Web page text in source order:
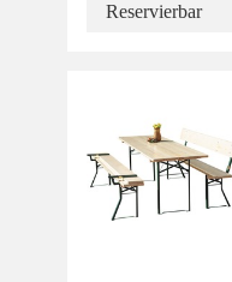
Reservierbar